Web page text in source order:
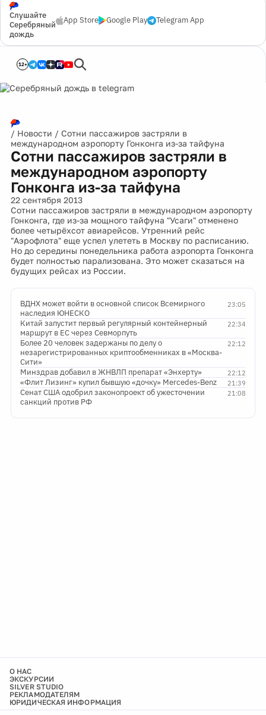
Слушайте
Серебряный
дождь
App Store Google Play Telegram App
12+
/ Новости / Сотни пассажиров застряли в
международном аэропорту Гонконга из-за тайфуна
Сотни пассажиров застряли в
международном аэропорту
Гонконга из-за тайфуна
22 сентября 2013
Сотни пассажиров застряли в международном аэропорту
Гонконга, где из-за мощного тайфуна "Усаги" отменено
более четырёхсот авиарейсов. Утренний рейс
"Аэрофлота" еще успел улететь в Москву по расписанию.
Но до середины понедельника работа аэропорта Гонконга
будет полностью парализована. Это может сказаться на
будущих рейсах из России.
23:05
ВДНХ может войти в основной список Всемирного
наследия ЮНЕСКО
22:34
Китай запустит первый регулярный контейнерный
маршрут в ЕС через Севморпуть
22:12
Более 20 человек задержаны по делу о
незарегистрированных криптообменниках в «Москва-
Сити»
22:12
Минздрав добавил в ЖНВЛП препарат «Энхерту»
21:39
«Флит Лизинг» купил бывшую «дочку» Mercedes-Benz
21:08
Сенат США одобрил законопроект об ужесточении
санкций против РФ
О НАС
ЭКСКУРСИИ
SILVER STUDIO
РЕКЛАМОДАТЕЛЯМ
ЮРИДИЧЕСКАЯ ИНФОРМАЦИЯ